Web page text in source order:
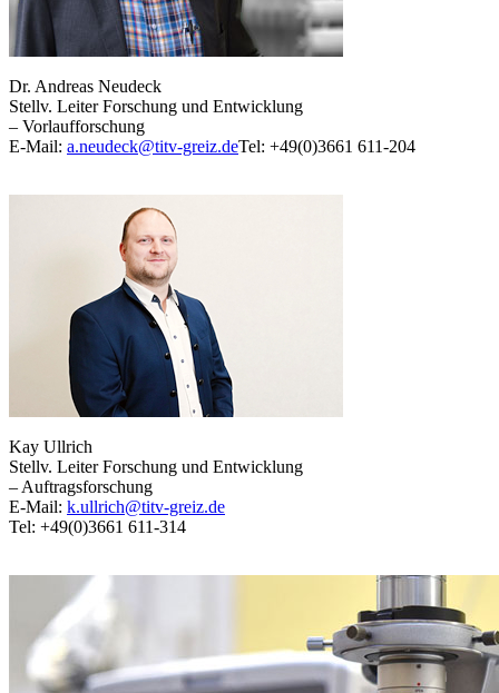
Dr. Andreas Neudeck
Stellv. Leiter Forschung und Entwicklung
– Vorlaufforschung
E-Mail: a.neudeck@titv-greiz.deTel: +49(0)3661 611-204
Kay Ullrich
Stellv. Leiter Forschung und Entwicklung
– Auftragsforschung
E-Mail: k.ullrich@titv-greiz.de
Tel: +49(0)3661 611-314